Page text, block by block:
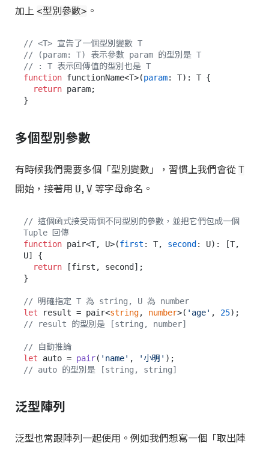
加上 <型別參數> 。
// <T> 宣告了一個型別變數 T
// (param: T) 表示參數 param 的型別是 T
// : T 表示回傳值的型別也是 T
function functionName<T>(param: T): T {
return param;
多個型別參數
有時候我們需要多個「型別變數」，習慣上我們會從 T
開始，接著用 U, V 等字母命名。
// 這個函式接受兩個不同型別的參數，並把它們包成一個
Tuple 回傳
function pair<T, U>(first : T, second: U): [T,
U] {
return [first, second];
}
// 明確指定 T 為 string, U 為 number
let result = pair<string, number>( 'age' , 25
// result 的型別是 [string, number]
// 自動推論
let auto = pair( 'name' , '小明'
// auto 的型別是 [string, string]
泛型陣列
泛型也常跟陣列一起使用。例如我們想寫一個「取出陣